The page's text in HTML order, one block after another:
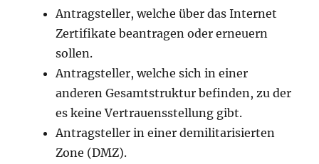
Antragsteller, welche über das Internet
Zertifikate beantragen oder erneuern
sollen.
Antragsteller, welche sich in einer
anderen Gesamtstruktur befinden, zu der
es keine Vertrauensstellung gibt.
Antragsteller in einer demilitarisierten
Zone (DMZ).